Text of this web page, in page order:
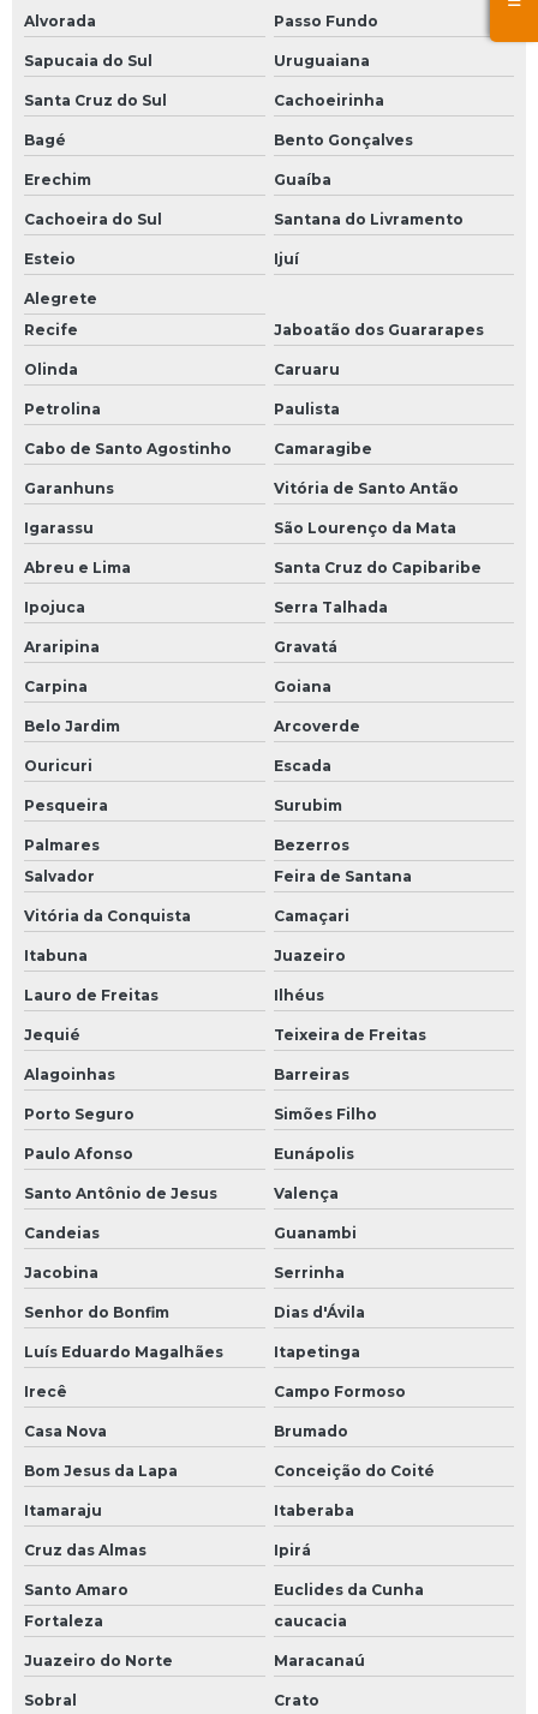
Alvorada Passo Fundo
Sapucaia do Sul Uruguaiana
Santa Cruz do Sul Cachoeirinha
Bagé Bento Gonçalves
Erechim Guaíba
Cachoeira do Sul Santana do Livramento
Esteio Ijuí
Alegrete
Recife
Jaboatão dos Guararapes
Olinda Caruaru
Petrolina Paulista
Cabo de Santo Agostinho Camaragibe
Garanhuns Vitória de Santo Antão
Igarassu São Lourenço da Mata
Abreu e Lima Santa Cruz do Capibaribe
Ipojuca Serra Talhada
Araripina Gravatá
Carpina Goiana
Belo Jardim Arcoverde
Ouricuri Escada
Pesqueira Surubim
Palmares
Bezerros
Salvador
Feira de Santana
Vitória da Conquista Camaçari
Itabuna Juazeiro
Lauro de Freitas Ilhéus
Jequié Teixeira de Freitas
Alagoinhas Barreiras
Porto Seguro Simões Filho
Paulo Afonso Eunápolis
Santo Antônio de Jesus Valença
Candeias Guanambi
Jacobina Serrinha
Senhor do Bonfim Dias d'Ávila
Luís Eduardo Magalhães Itapetinga
Irecê Campo Formoso
Casa Nova Brumado
Bom Jesus da Lapa Conceição do Coité
Itamaraju Itaberaba
Cruz das Almas Ipirá
Santo Amaro
Euclides da Cunha
Fortaleza
caucacia
Juazeiro do Norte Maracanaú
Sobral Crato